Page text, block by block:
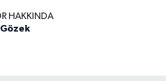
HAKKINDA
Gözek